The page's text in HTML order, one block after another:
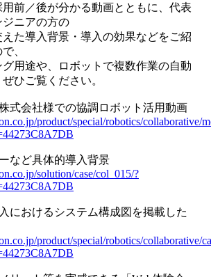
前／後が分かる動画とともに、代表
ニアの方の
た導入背景・導入の効果などをご紹
、
用途や、ロボットで複数作業の自動
ひご覧ください。
式会社様での協調ロボット活用動画
product/special/robotics/collaborative/
など具体的導入背景
solution/case/col_015/?
におけるシステム構成図を掲載した
product/special/robotics/collaborative/